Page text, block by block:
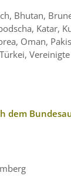
Bhutan,
Katar,
Oman,
dem